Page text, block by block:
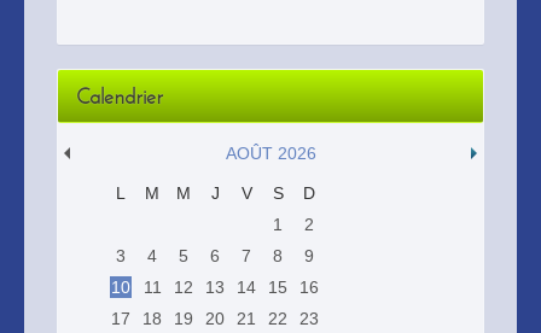
Calendrier
AOÛT 2026
L M M J V S
D
1
2
3
4 5 6 7 8
9
10
11 12 13 14 15
16
17
18 19 20 21 22
23